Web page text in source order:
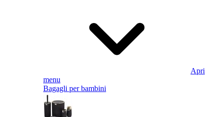
Apri
menu
Bagagli per bambini